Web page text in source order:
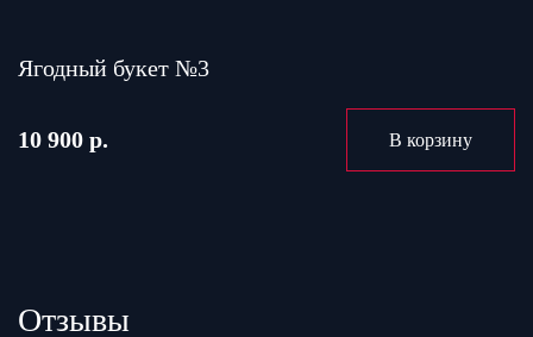
Ягодный букет №3
10 900 р. В корзину
Отзывы